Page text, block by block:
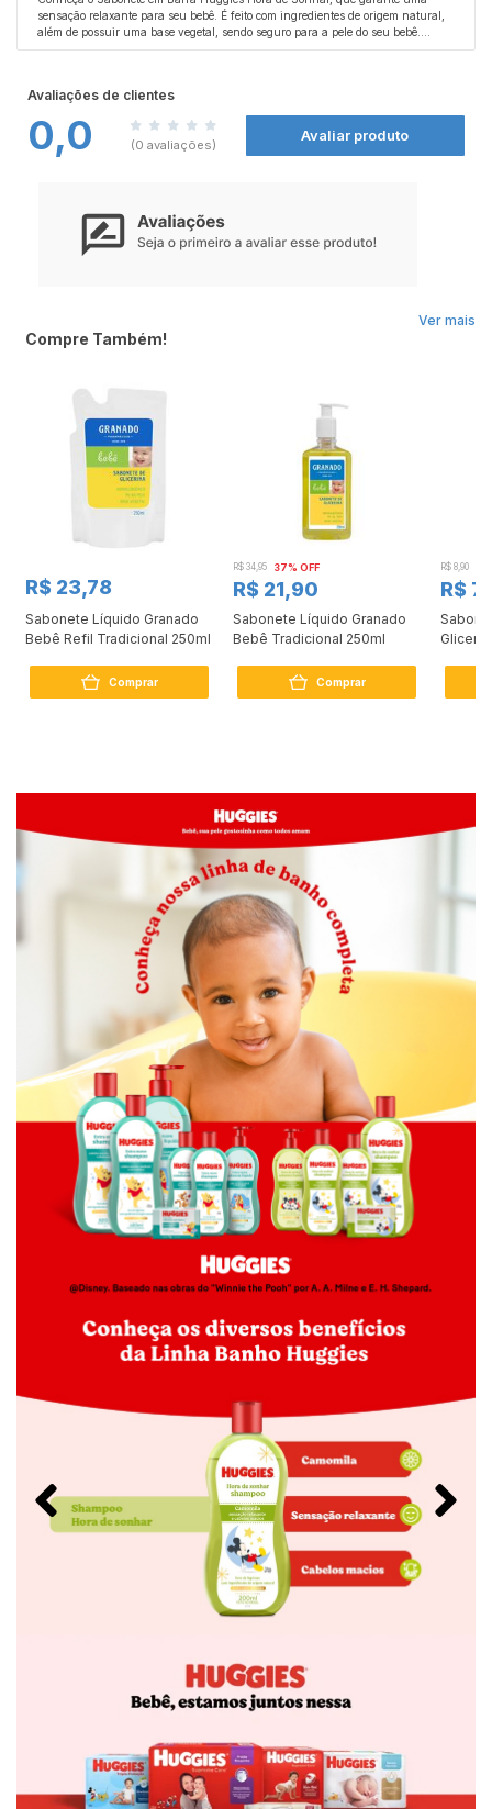
sensação relaxante para seu bebê. É feito com ingredientes de origem natural,
além de possuir uma base vegetal, sendo seguro para a pele do seu bebê.
Lembrando que esse produto é aprovado pelos pediatras e dermatologicamente
Avaliações de clientes
0,0 (0 avaliações)
Avaliar produto
Ver mais
Compre Também!
R$ 23,78
Sabonete Líquido Granado
Bebê Refil Tradicional 250ml
Comprar
R$ 34,95 37% OFF
R$ 21,90
Sabonete Líquido Granado
Bebê Tradicional 250ml
Comprar
R$ 8,90
R$